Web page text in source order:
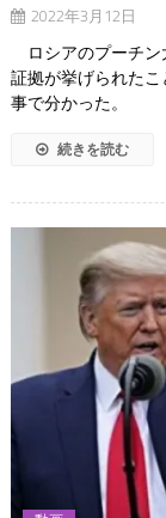
2022年3月12日
ロシアのプーチン
証拠が挙げられた
事で分かった。
続きを読む